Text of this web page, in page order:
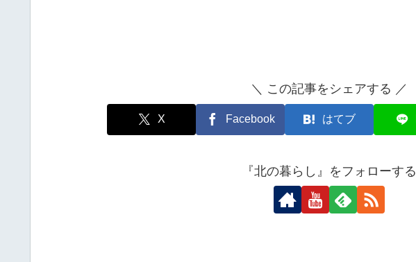
＼ この記事をシェアする ／
X Facebook はてブ
『北の暮らし』をフォローする